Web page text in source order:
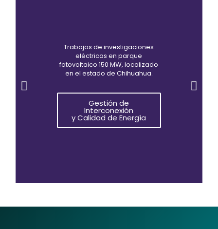
Trabajos de investigaciones
eléctricas en parque
fotovoltaico 150 MW, localizado
en el estado de Chihuahua.
Gestión de
Interconexión
y Calidad de Energía